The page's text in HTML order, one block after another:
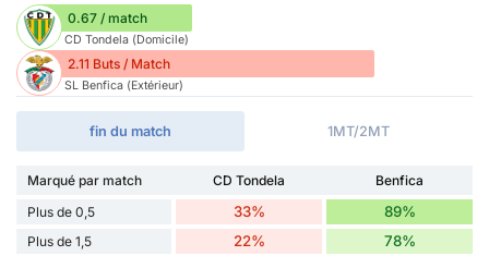
0.67 / match
CD Tondela (Domicile)
2.11 Buts / Match
SL Benfica (Extérieur)
fin du match 1MT/2MT
Marqué par match CD Tondela
Benfica
Plus de 0,5
33% 89%
Plus de 1,5 22% 78%